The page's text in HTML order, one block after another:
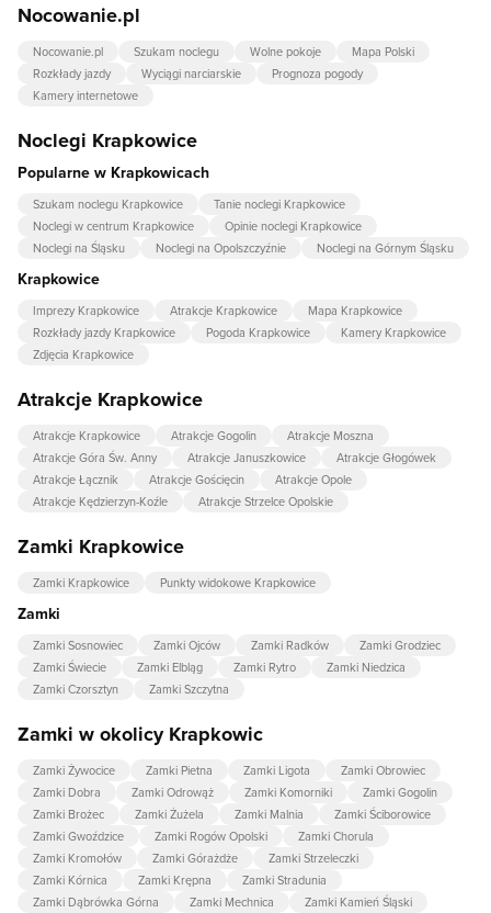
Nocowanie.pl
Nocowanie.pl Szukam noclegu Wolne pokoje
Mapa Polski
Rozkłady jazdy
Wyciągi narciarskie
Prognoza pogody
Kamery internetowe
Noclegi Krapkowice
Popularne w Krapkowicach
Szukam noclegu Krapkowice
Tanie noclegi Krapkowice
Noclegi w centrum Krapkowice
Opinie noclegi Krapkowice
Noclegi na Śląsku
Noclegi na Opolszczyźnie Noclegi na Górnym Śląsku
Krapkowice
Imprezy Krapkowice Atrakcje Krapkowice
Mapa Krapkowice
Rozkłady jazdy Krapkowice
Pogoda Krapkowice
Kamery Krapkowice
Zdjęcia Krapkowice
Atrakcje Krapkowice
Atrakcje Krapkowice Atrakcje Gogolin
Atrakcje Moszna
Atrakcje Góra Św. Anny
Atrakcje Januszkowice
Atrakcje Głogówek
Atrakcje Łącznik
Atrakcje Gościęcin
Atrakcje Opole
Atrakcje Kędzierzyn-Koźle
Atrakcje Strzelce Opolskie
Zamki Krapkowice
Zamki Krapkowice Punkty widokowe Krapkowice
Zamki
Zamki Sosnowiec Zamki Ojców Zamki Radków
Zamki Grodziec
Zamki Świecie
Zamki Elbląg Zamki Rytro
Zamki Niedzica
Zamki Czorsztyn
Zamki Szczytna
Zamki w okolicy Krapkowic
Zamki Żywocice Zamki Pietna Zamki Ligota
Zamki Obrowiec
Zamki Dobra
Zamki Odrowąż Zamki Komorniki
Zamki Gogolin
Zamki Brożec
Zamki Żużela Zamki Malnia
Zamki Ściborowice
Zamki Gwoździce
Zamki Rogów Opolski
Zamki Chorula
Zamki Kromołów
Zamki Górażdże
Zamki Strzeleczki
Zamki Kórnica
Zamki Krępna
Zamki Stradunia
Zamki Dąbrówka Górna
Zamki Mechnica Zamki Kamień Śląski